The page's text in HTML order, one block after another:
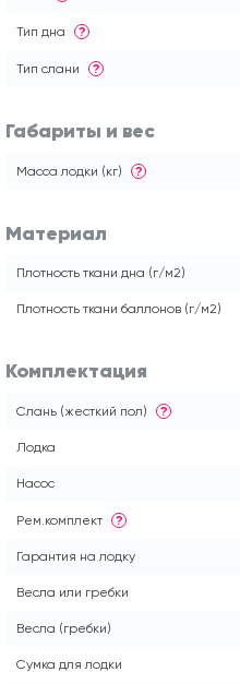
Тип дна ?
Тип слани ?
Габариты и вес
Масса лодки (кг) ?
Материал
Плотность ткани дна (г/м2)
Плотность ткани баллонов (г/м2)
Комплектация
Слань (жесткий пол) ?
Лодка
Насос
Рем.комплект ?
Гарантия на лодку
Весла или гребки
Весла (гребки)
Сумка для лодки